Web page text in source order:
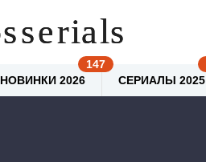
НОВИНКИ 2026 СЕРИАЛЫ 2025